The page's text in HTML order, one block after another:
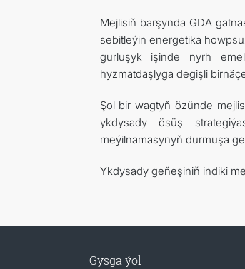
Mejlisiň barşynda GDA
sebitleýin energetika
gurluşyk işinde nyrh
hyzmatdaşlyga degişli
Şol bir wagtyň özünde
ykdysady ösüş
meýilnamasynyň durmuşa
Ykdysady geňeşiniň indiki
Gysga ýol